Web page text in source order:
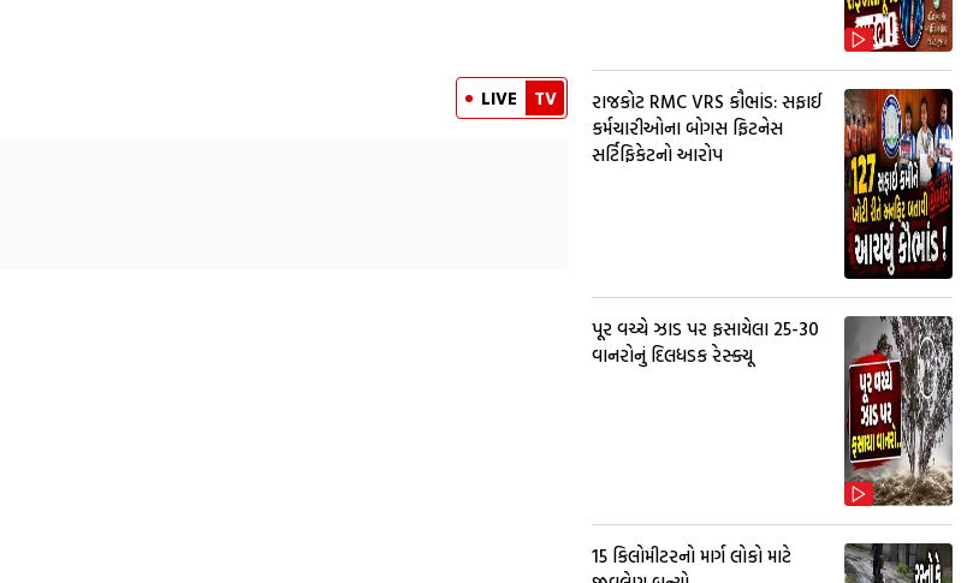
LIVE TV
રાજકોટ RMC VRS કૌભાંડ: સફાઈ
કર્મચારીઓના બોગસ ફિટનેસ
સર્ટિફિકેટનો આરોપ
પૂર વચ્ચે ઝાડ પર ફસાયેલા 25-30
વાનરોનું દિલધડક રેસ્ક્યૂ
15 કિલોમીટરનો માર્ગ લોકો માટે